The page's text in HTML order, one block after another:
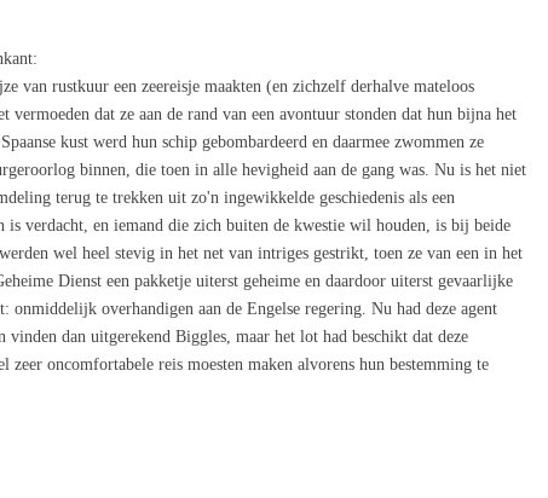
van rustkuur een zeereisje maakten (en zichzelf derhalve mateloos
dat ze aan de rand van een avontuur stonden dat hun bijna het
kust werd hun schip gebombardeerd en daarmee zwommen ze
binnen, die toen in alle hevigheid aan de gang was. Nu is het niet
terug te trekken uit zo'n ingewikkelde geschiedenis als een
is verdacht, en iemand die zich buiten de kwestie wil houden, is bij beide
wel heel stevig in het net van intriges gestrikt, toen ze van een in het
Dienst een pakketje uiterst geheime en daardoor uiterst gevaarlijke
onmiddelijk overhandigen aan de Engelse regering. Nu had deze agent
dan uitgerekend Biggles, maar het lot had beschikt dat deze
zeer oncomfortabele reis moesten maken alvorens hun bestemming te